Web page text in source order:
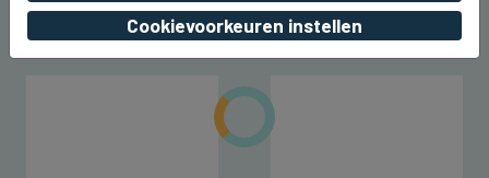
Cookievoorkeuren instellen